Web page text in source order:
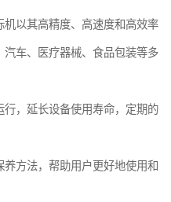
以其高精度、高速度和高效率
车、医疗器械、食品包装等多
，延长设备使用寿命，定期的
方法，帮助用户更好地使用和